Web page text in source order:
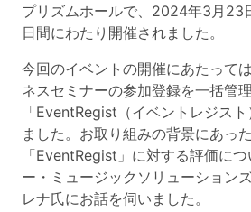
プリズムホールで、2024年3月23
日間にわたり開催されました。
今回のイベントの開催にあたって
ネスセミナーの参加登録を一括管
「EventRegist（イベントレジス
ました。お取り組みの背景にあっ
「EventRegist」に対する評価に
ー・ミュージックソリューション
レナ氏にお話を伺いました。